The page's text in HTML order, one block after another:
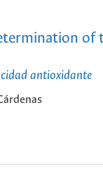
of
antioxidante